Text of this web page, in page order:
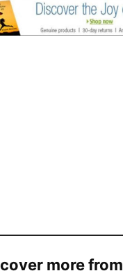
more from